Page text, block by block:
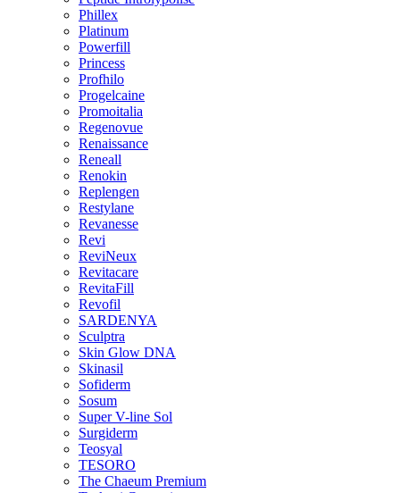
Phillex
Platinum
Powerfill
Princess
Profhilo
Progelcaine
Promoitalia
Regenovue
Renaissance
Reneall
Renokin
Replengen
Restylane
Revanesse
Revi
ReviNeux
Revitacare
RevitaFill
Revofil
SARDENYA
Sculptra
Skin Glow DNA
Skinasil
Sofiderm
Sosum
Super V-line Sol
Surgiderm
Teosyal
TESORO
The Chaeum Premium